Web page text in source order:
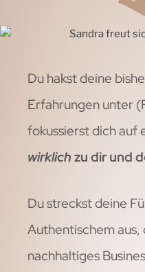
Du hakst deine
Erfahrungen unter
fokussierst dich auf
wirklich zu dir und
Du streckst deine
Authentischem aus,
nachhaltiges